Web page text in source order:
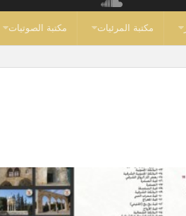
مكتبة المرئيات مكتبة الصوتيات